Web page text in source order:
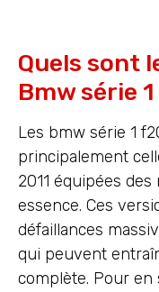
Quels sont
Bmw série
Les bmw série 1
principalement
2011 équipées
essence. Ces
défaillances
qui peuvent
complète. Pour